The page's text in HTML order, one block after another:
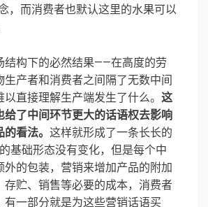
，而消费者也默认这里的水果可以
结构下的必然结果——在高度的劳
生产者和消费者之间隔了无数中间
直接理解生产端发生了什么。 这
给了中间环节更大的话语权去影响
看法。 这样就形成了一条长长的
基础形态没有变化，但是每个中
外的包装，营销来增加产品的附加
存贮、销售等必要的成本，消费者
有一部分就是为这些营销话语买